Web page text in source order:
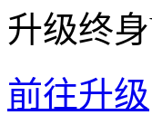
升级终
前往升级